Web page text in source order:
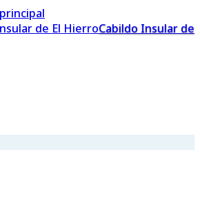
Cabildo Insular de